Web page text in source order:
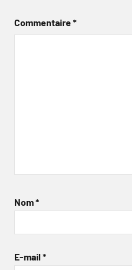
Commentaire*
Nom*
E-mail *